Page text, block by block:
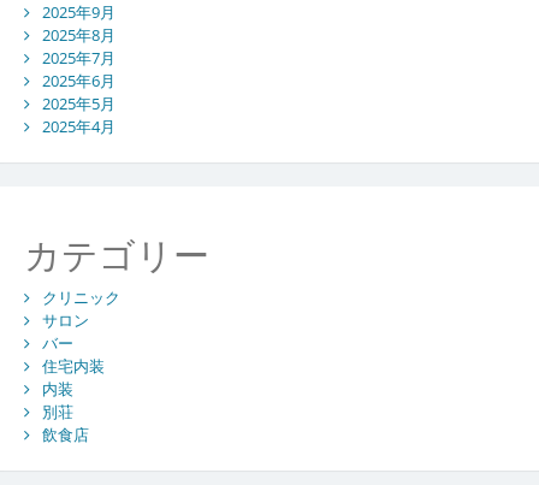
2025年9月
2025年8月
2025年7月
2025年6月
2025年5月
2025年4月
カテゴリー
クリニック
サロン
バー
住宅内装
内装
別荘
飲食店